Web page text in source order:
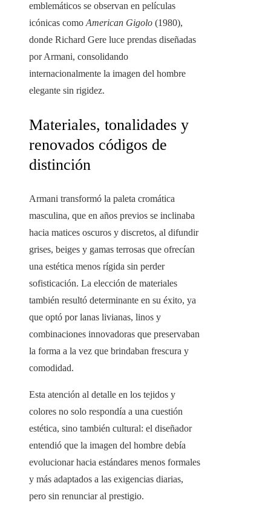
emblemáticos se observan en películas
icónicas como American Gigolo (1980),
donde Richard Gere luce prendas diseñadas
por Armani, consolidando
internacionalmente la imagen del hombre
elegante sin rigidez.
Materiales, tonalidades y
renovados códigos de
distinción
Armani transformó la paleta cromática
masculina, que en años previos se inclinaba
hacia matices oscuros y discretos, al difundir
grises, beiges y gamas terrosas que ofrecían
una estética menos rígida sin perder
sofisticación. La elección de materiales
también resultó determinante en su éxito, ya
que optó por lanas livianas, linos y
combinaciones innovadoras que preservaban
la forma a la vez que brindaban frescura y
comodidad.
Esta atención al detalle en los tejidos y
colores no solo respondía a una cuestión
estética, sino también cultural: el diseñador
entendió que la imagen del hombre debía
evolucionar hacia estándares menos formales
y más adaptados a las exigencias diarias,
pero sin renunciar al prestigio.